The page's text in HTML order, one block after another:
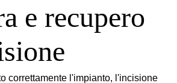
e recupero
correttamente l'impianto, l'incisione